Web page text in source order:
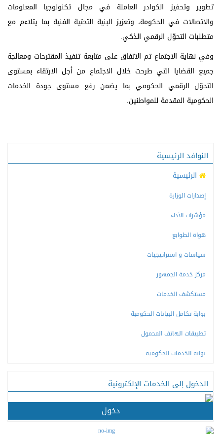
تطوير وتحفيز الكوادر العاملة في مجال تكنولوجيا المعلومات
والاتصالات في الحكومة، وتعزيز البنية التحتية الفنية بما يتلاءم مع
متطلبات التحوّل الرقمي الذكي.
وفي نهاية الاجتماع تم الاتفاق على متابعة تنفيذ المقترحات ومعالجة
جميع القضايا التي طرحت خلال الاجتماع من أجل الارتقاء بمستوى
التحوّل الرقمي الحكومي بما يضمن رفع مستوى جودة الخدمات
الحكومية المقدمة للمواطنين.
النوافد الرئيسية
الرئيسية
إصدارات الوزارة
مؤشرات الأداء
هواة الطوابع
سياسات و استراتيجيات
مركز خدمة الجمهور
مستكشف الخدمات
بوابة تكامل البيانات الحكومبة
تطبيقات الهاتف المحمول
بوابة الخدمات الحكومية
الدخول إلى الخدمات الإلكترونية
دخول